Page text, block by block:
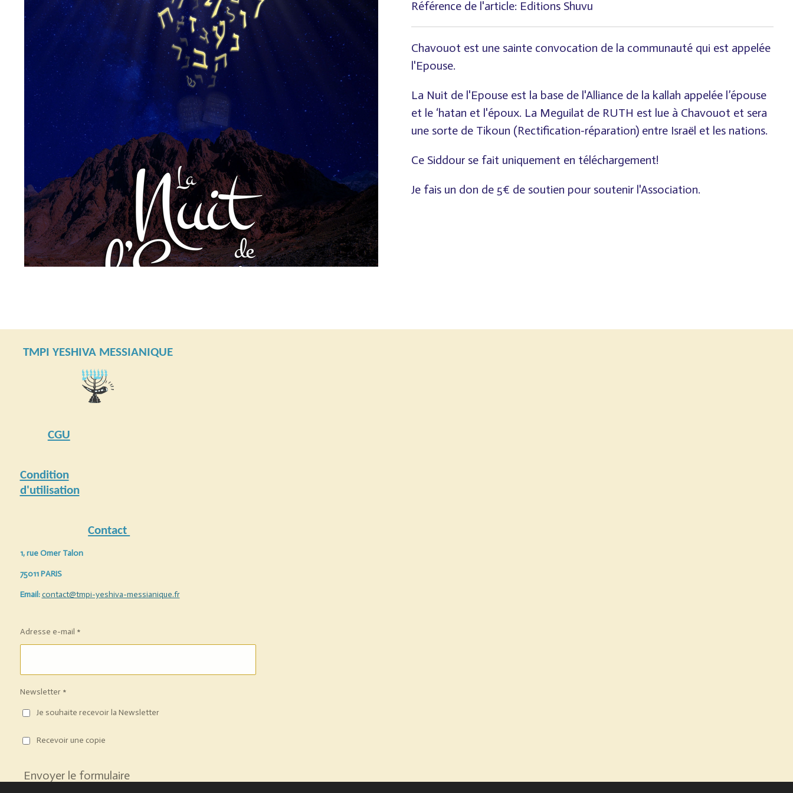
Référence de l'article: Editions Shuvu
Chavouot est une sainte convocation de la communauté qui est appelée
l'Epouse.
La Nuit de l'Epouse est la base de l'Alliance de la kallah appelée l’épouse
et le ‘hatan et l'époux. La Meguilat de RUTH est lue à Chavouot et sera
une sorte de Tikoun (Rectification-réparation) entre Israël et les nations.
Ce Siddour se fait uniquement en téléchargement!
Je fais un don de 5€ de soutien pour soutenir l'Association.
TMPI YESHIVA MESSIANIQUE
CGU
Condition
d'utilisation
Contact
1, rue Omer Talon
75011 PARIS
Email:contact@tmpi-yeshiva-messianique.fr
Adresse e-mail *
Newsletter *
Je souhaite recevoir la Newsletter
Recevoir une copie
Envoyer le formulaire